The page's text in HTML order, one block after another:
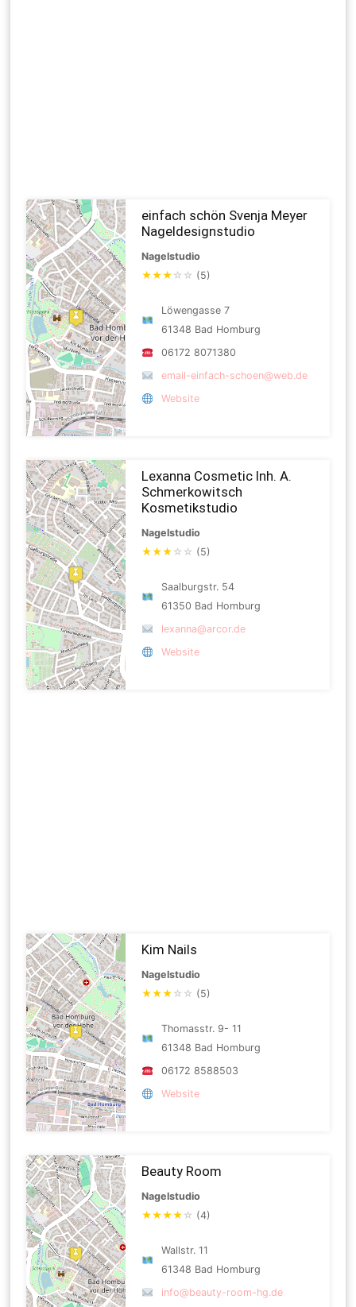
einfach schön Svenja Meyer
Nageldesignstudio
Nagelstudio
★★★ ☆ ☆ (5)
Löwengasse 7
61348 Bad Homburg
06172 8071380
email-einfach-schoen@web.de
Website
Lexanna Cosmetic Inh. A.
Schmerkowitsch
Kosmetikstudio
Nagelstudio
★★★ ☆ ☆ (5)
Saalburgstr. 54
61350 Bad Homburg
lexanna@arcor.de
Website
Kim Nails
Nagelstudio
★★★ ☆ ☆ (5)
Thomasstr. 9- 11
61348 Bad Homburg
06172 8588503
Website
Beauty Room
Nagelstudio
★★★★ ☆ (4)
Wallstr. 11
61348 Bad Homburg
info@beauty-room-hg.de